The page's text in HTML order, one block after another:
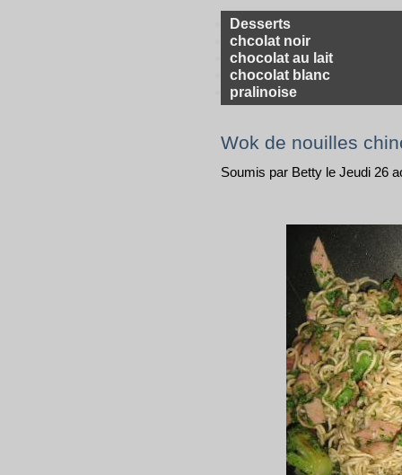
Desserts
chcolat noir
chocolat au lait
chocolat blanc
pralinoise
Wok de nouilles
Soumis par Betty le Jeudi 26